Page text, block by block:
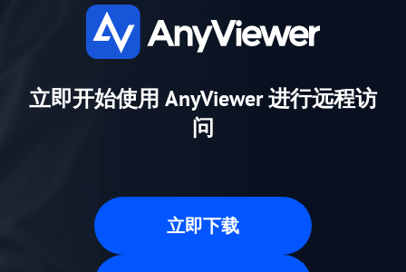
立即开始使用 AnyViewer 进行远程访
问
立即下载